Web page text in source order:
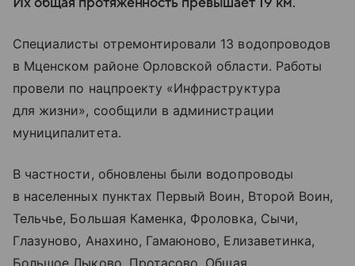
Специалисты отремонтировали 13 водопроводов
в Мценском районе Орловской области. Работы
провели по нацпроекту «Инфраструктура
для жизни», сообщили в администрации
муниципалитета.
В частности, обновлены были водопроводы
в населенных пунктах Первый Воин, Второй Воин,
Тельчье, Большая Каменка, Фроловка, Сычи,
Глазуново, Анахино, Гамаюново, Елизаветинка,
Большое Лыково, Протасово. Общая